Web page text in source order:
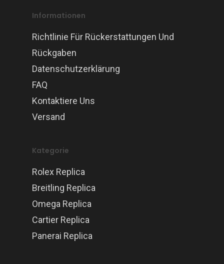
Informationen
Richtlinie Für Rückerstattungen Und
Rückgaben
Datenschutzerklärung
FAQ
Kontaktiere Uns
Versand
Kategorie
Rolex Replica
Breitling Replica
Omega Replica
Cartier Replica
Panerai Replica